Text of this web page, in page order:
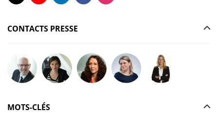
CONTACTS PRESSE
Poser votre question à Christophe GILBERT
Poser votre question à Fanny KERECKI
Poser votre question à Mélissa
Poser votre question à Marine
Poser votre question
MOTS-CLÉS